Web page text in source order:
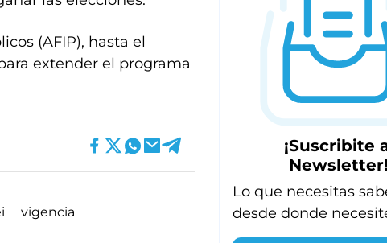
(AFIP), hasta el
extender el programa
vigencia
¡Suscribite
Lo que necesitas
desde donde